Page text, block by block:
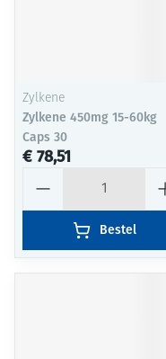
Zylkene
Zylkene 450mg 15-60kg
Caps 30
€ 78,51
Bestel